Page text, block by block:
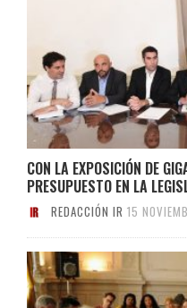
CON LA EXPOSICIÓN DE
PRESUPUESTO EN LA
REDACCIÓN IR 15